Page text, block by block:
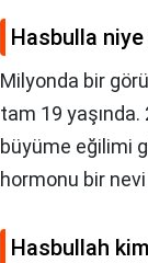
Hasbulla
Milyonda bir
tam 19 yaşında.
büyüme eğilimi
hormonu bir
Hasbullah